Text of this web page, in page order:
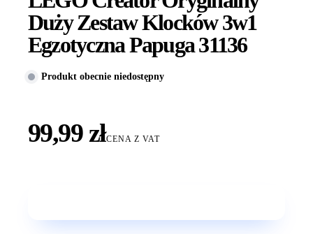
Duży Zestaw Klocków 3w1
Egzotyczna Papuga 31136
Produkt obecnie niedostępny
99,99 złCENA Z VAT